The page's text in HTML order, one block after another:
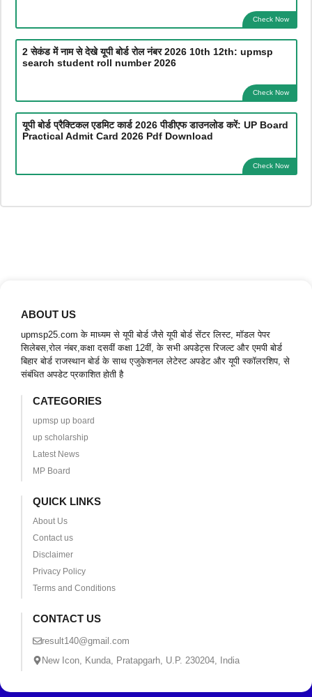
Check Now
2 सेकंड में नाम से देखे यूपी बोर्ड रोल नंबर 2026 10th 12th: upmsp
search student roll number 2026
Check Now
यूपी बोर्ड प्रैक्टिकल एडमिट कार्ड 2026 पीडीएफ डाउनलोड करें: UP Board
Practical Admit Card 2026 Pdf Download
Check Now
ABOUT US
upmsp25.com के माध्यम से यूपी बोर्ड जैसे यूपी बोर्ड सेंटर लिस्ट, मॉडल पेपर
सिलेबस,रोल नंबर,कक्षा दसवीं कक्षा 12वीं, के सभी अपडेट्स रिजल्ट और एमपी बोर्ड
बिहार बोर्ड राजस्थान बोर्ड के साथ एजुकेशनल लेटेस्ट अपडेट और यूपी स्कॉलरशिप, से
संबंधित अपडेट प्रकाशित होती है
CATEGORIES
upmsp up board
up scholarship
Latest News
MP Board
QUICK LINKS
About Us
Contact us
Disclaimer
Privacy Policy
Terms and Conditions
CONTACT US
result140@gmail.com
New Icon, Kunda, Pratapgarh, U.P. 230204, India